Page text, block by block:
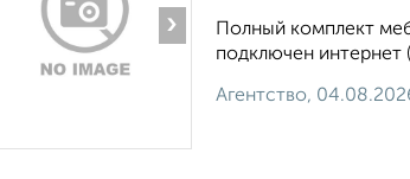
›
Полный комплект
подключен интернет
Агентство,